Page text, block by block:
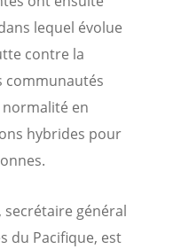
lequel évolue
contre la
communautés
normalité en
hybrides pour
secrétaire général
du Pacifique, est